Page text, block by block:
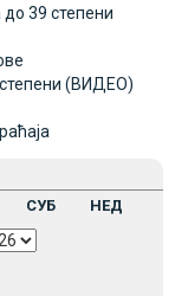
39 степени
(ВИДЕО)
СУБ НЕД